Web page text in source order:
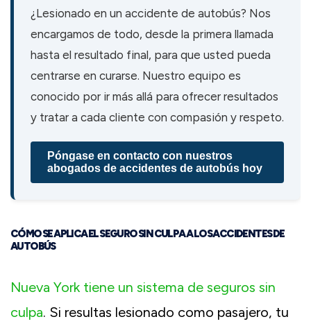
¿Lesionado en un accidente de autobús? Nos
encargamos de todo, desde la primera llamada
hasta el resultado final, para que usted pueda
centrarse en curarse. Nuestro equipo es
conocido por ir más allá para ofrecer resultados
y tratar a cada cliente con compasión y respeto.
Póngase en contacto con nuestros
abogados de accidentes de autobús hoy
CÓMO SE APLICA EL SEGURO SIN CULPA A LOS ACCIDENTES DE
AUTOBÚS
Nueva York tiene un sistema de seguros sin
culpa. Si resultas lesionado como pasajero, tu